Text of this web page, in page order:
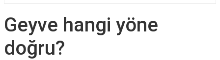
Geyve hangi yöne
doğru?